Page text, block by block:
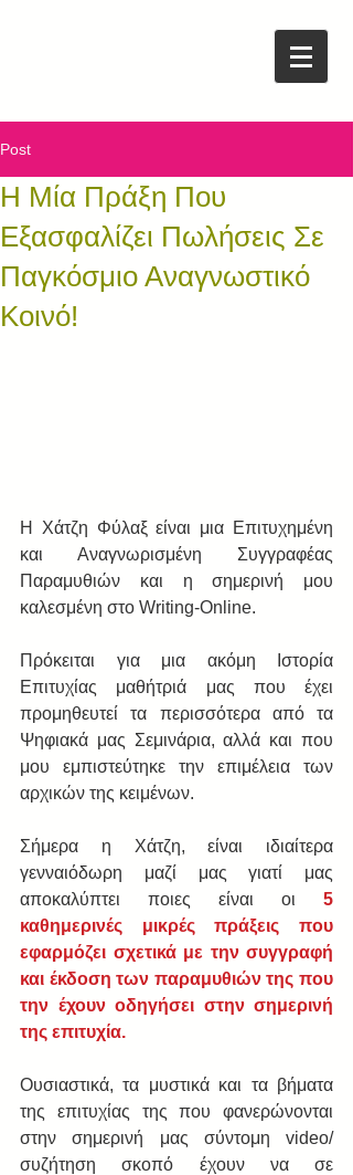
Post
Η Μία Πράξη Που
Εξασφαλίζει Πωλήσεις Σε
Παγκόσμιο Αναγνωστικό
Κοινό!
Η Χάτζη Φύλαξ είναι μια Επιτυχημένη
και Αναγνωρισμένη Συγγραφέας
Παραμυθιών και η σημερινή μου
καλεσμένη στο Writing-Online.
Πρόκειται για μια ακόμη Ιστορία
Επιτυχίας μαθήτριά μας που έχει
προμηθευτεί τα περισσότερα από τα
Ψηφιακά μας Σεμινάρια, αλλά και που
μου εμπιστεύτηκε την επιμέλεια των
αρχικών της κειμένων.
Σήμερα η Χάτζη, είναι ιδιαίτερα
γενναιόδωρη μαζί μας γιατί μας
αποκαλύπτει ποιες είναι οι 5
καθημερινές μικρές πράξεις που
εφαρμόζει σχετικά με την συγγραφή
και έκδοση των παραμυθιών της που
την έχουν οδηγήσει στην σημερινή
της επιτυχία.
Ουσιαστικά, τα μυστικά και τα βήματα
της επιτυχίας της που φανερώνονται
στην σημερινή μας σύντομη video/
συζήτηση σκοπό έχουν να σε